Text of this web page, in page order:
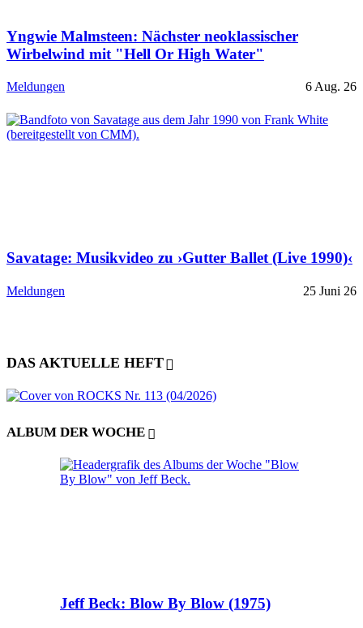
Yngwie Malmsteen: Nächster neoklassischer
Wirbelwind mit "Hell Or High Water"
Meldungen 6 Aug. 26
Savatage: Musikvideo zu ›Gutter Ballet (Live 1990)‹
Meldungen 25 Juni 26
DAS AKTUELLE HEFT
ALBUM DER WOCHE
Jeff Beck: Blow By Blow (1975)